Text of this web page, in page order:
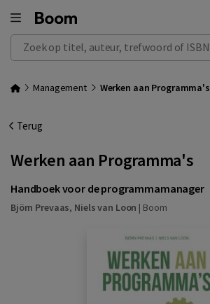
Zoek op titel, auteur, trefwoord of ISBN
Management Werken aan Programma's
Terug
Werken aan Programma's
Handboek voor de programmamanager
Björn Prevaas, Niels van Loon | Boom